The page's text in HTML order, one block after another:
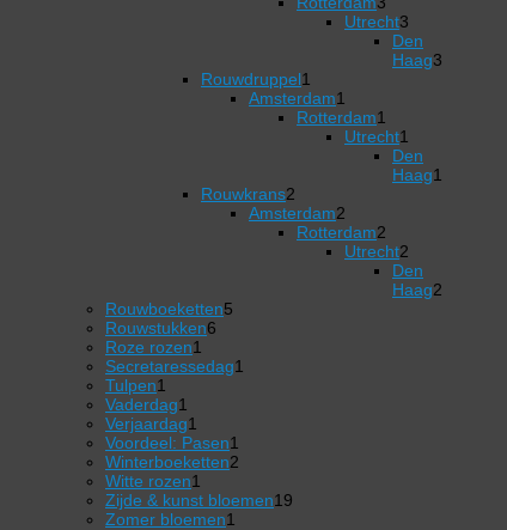
Utrecht3
producten
Den
Haag3
Rouwdruppel1
product
Amsterdam1
product
Rotterdam1
Utrecht1
product
Den
Haag1
Rouwkrans2
producten
Amsterdam2
producten
Rotterdam2
Utrecht2
producten
Den
Haag2
Rouwboeketten5
Rouwstukken6
Roze rozen1
product
Secretaressedag1
Tulpen1
product
Vaderdag1
product
Verjaardag1
product
Voordeel: Pasen1
Winterboeketten2
Witte rozen1
product
Zijde & kunst bloemen19
Zomer bloemen1